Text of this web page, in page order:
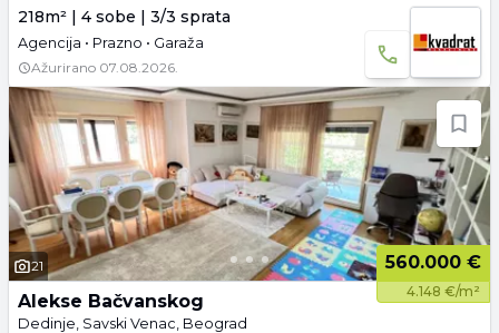
218m² | 4 sobe | 3/3 sprata
Agencija • Prazno • Garaža
Ažurirano 07.08.2026.
21 560.000 €
4.148 €/m²
Alekse Bačvanskog
Dedinje, Savski Venac, Beograd